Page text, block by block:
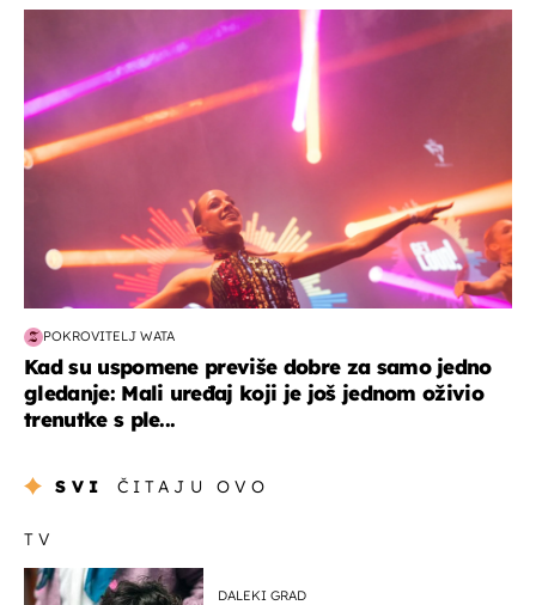
POKROVITELJ WATA
Kad su uspomene previše dobre za samo jedno
gledanje: Mali uređaj koji je još jednom oživio
trenutke s ple...
SVI ČITAJU OVO
TV
DALEKI GRAD